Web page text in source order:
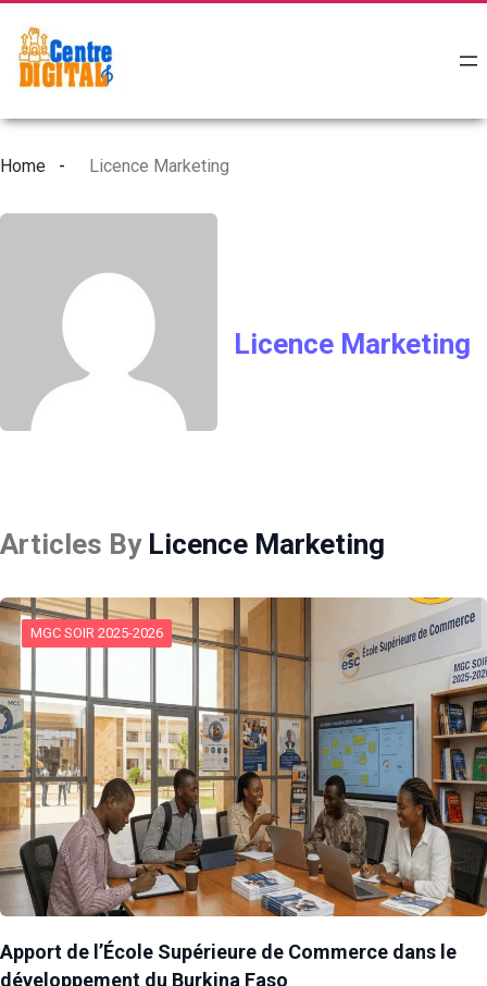
Home Licence Marketing
Licence Marketing
Articles By Licence Marketing
MGC SOIR 2025-2026
Apport de l’École Supérieure de Commerce dans le
développement du Burkina Faso